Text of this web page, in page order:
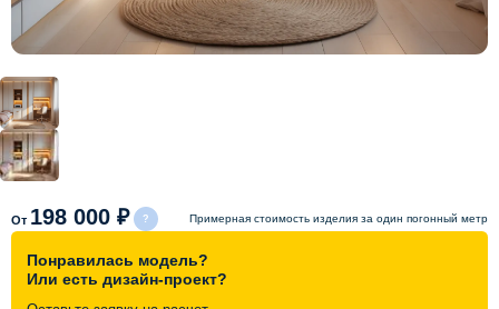
Акции и скидки
Портфолио
Видеоотзывы
Контакты
От 198 000 ₽ Примерная стоимость изделия за один погонный метр
Понравилась модель?
Или есть дизайн-проект?